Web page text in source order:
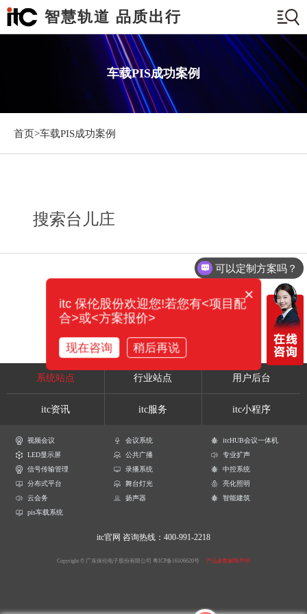
智慧轨道 品质出行
车载PIS成功案例
首页>车载PIS成功案例
搜索台儿庄
系统站点 行业站点 用户后台
itc资讯 itc服务 itc小程序
视频会议 会议系统
itcHUB会议一体机
LED显示屏
公共广播
专业扩声
信号传输管理
录播系统
中控系统
分布式平台
舞台灯光
亮化照明
云会务
扬声器
智能建筑
pis车载系统
itc官网 咨询热线：400-991-2218
Copyright © 广东保伦电子股份有限公司 粤ICP备16106620号 产品参数解释声明
可以定制方案吗？
×
itc 保伦股份欢迎您!若您有<项目配
合>或<方案报价>
现在咨询 稍后再说